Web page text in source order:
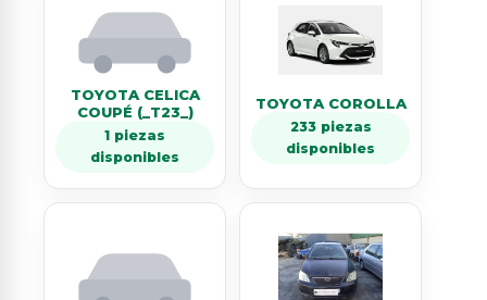
TOYOTA CELICA
COUPÉ (_T23_)
1 piezas
disponibles
TOYOTA COROLLA
233 piezas
disponibles